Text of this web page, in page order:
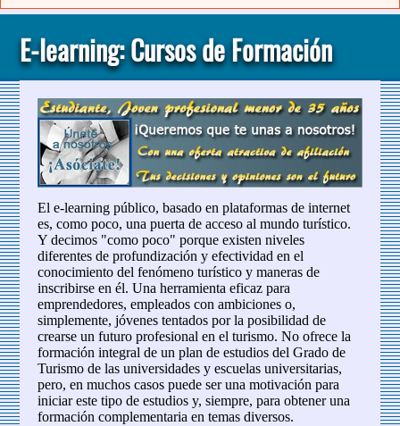
E-learning: Cursos de Formación
El e-learning público, basado en plataformas de internet
es, como poco, una puerta de acceso al mundo turístico.
Y decimos "como poco" porque existen niveles
diferentes de profundización y efectividad en el
conocimiento del fenómeno turístico y maneras de
inscribirse en él. Una herramienta eficaz para
emprendedores, empleados con ambiciones o,
simplemente, jóvenes tentados por la posibilidad de
crearse un futuro profesional en el turismo. No ofrece la
formación integral de un plan de estudios del Grado de
Turismo de las universidades y escuelas universitarias,
pero, en muchos casos puede ser una motivación para
iniciar este tipo de estudios y, siempre, para obtener una
formación complementaria en temas diversos.